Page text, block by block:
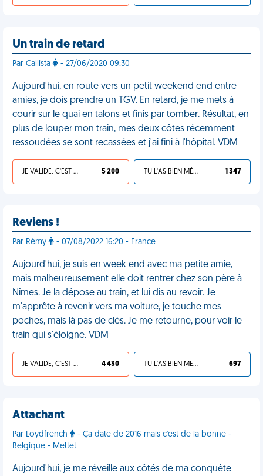
Un train de retard
Par Callista - 27/06/2020 09:30
Aujourd'hui, en route vers un petit weekend end entre
amies, je dois prendre un TGV. En retard, je me mets à
courir sur le quai en talons et finis par tomber. Résultat, en
plus de louper mon train, mes deux côtes récemment
ressoudées se sont recassées et j'ai fini à l'hôpital. VDM
JE VALIDE, C'EST UNE VDM 5 200 TU L'AS BIEN MÉRITÉ 1 347
Reviens !
Par Rémy - 07/08/2022 16:20 - France
Aujourd'hui, je suis en week end avec ma petite amie,
mais malheureusement elle doit rentrer chez son père à
Nîmes. Je la dépose au train, et lui dis au revoir. Je
m'apprête à revenir vers ma voiture, je touche mes
poches, mais là pas de clés. Je me retourne, pour voir le
train qui s'éloigne. VDM
JE VALIDE, C'EST UNE VDM 4 430 TU L'AS BIEN MÉRITÉ 697
Attachant
Par Loydfrench
- Ça date de 2016 mais c'est de la bonne -
Belgique - Mettet
Aujourd'hui, je me réveille aux côtés de ma conquête